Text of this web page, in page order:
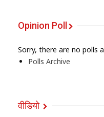
Opinion Poll
Sorry, there are no polls
Polls Archive
वीडियो